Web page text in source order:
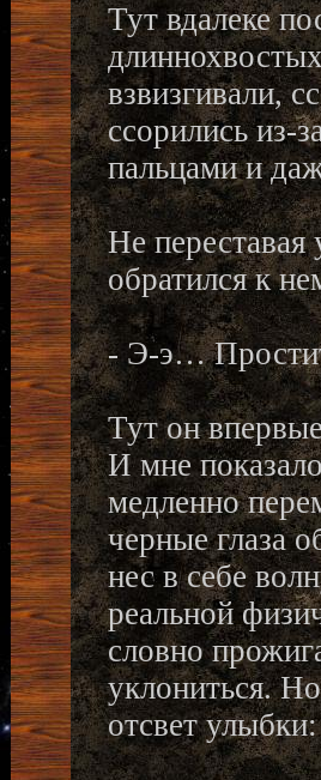
Тут вдалеке
взвизгивали,
ссорились из-
пальцами и
Не переставая
обратился к
- Э-э…
Тут он
И мне
медленно
черные глаза
нес в себе
реальной
словно
уклониться.
отсвет улыбки: